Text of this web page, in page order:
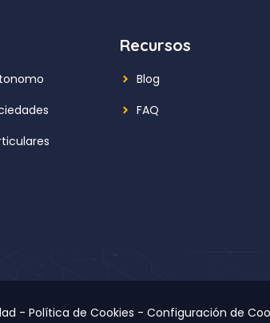
Recursos
Blog
FAQ
- Política de Cookies - Configuración de